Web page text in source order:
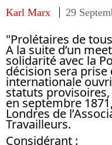
Karl Marx 29
"Prolétaires de
A la suite d’un
solidarité avec la
décision sera
internationale
statuts
en septembre
Londres de
Travailleurs.
Considérant :